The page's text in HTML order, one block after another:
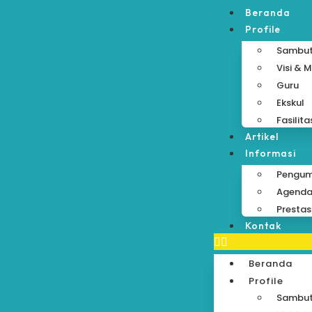
Beranda
Profile
Visi &
Guru
Ekskul
Artikel
Informasi
Agenda
Kontak
Beranda
Profile